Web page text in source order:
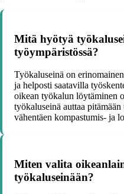
Mitä hyötyä
työympäristössä?
Työkaluseinä on
ja helposti saatavilla
oikean työkalun löytäminen
työkaluseinä auttaa
vähentäen kompastumis- ja
Miten valita
työkaluseinään?